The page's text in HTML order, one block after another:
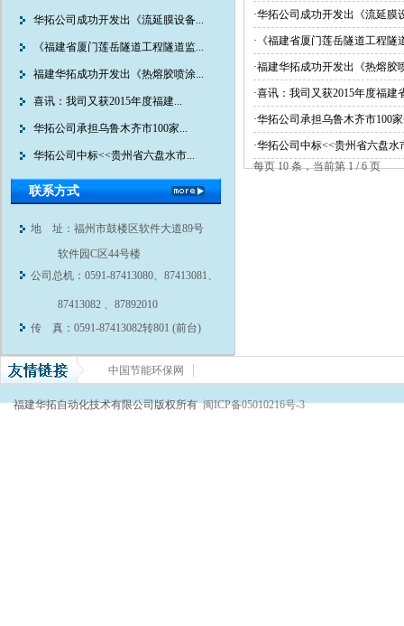
华拓公司成功开发出《流延膜设备...
《福建省厦门莲岳隧道工程隧道监...
福建华拓成功开发出《热熔胶喷涂...
喜讯：我司又获2015年度福建...
华拓公司承担乌鲁木齐市100家...
华拓公司中标<<贵州省六盘水市...
联系方式
地 址：福州市鼓楼区软件大道89号
软件园C区44号楼
公司总机：0591-87413080、87413081、
87413082 、87892010
传 真：0591-87413082转801 (前台)
·华拓公司成功开发出《流延膜
·《福建省厦门莲岳隧道工程隧
·福建华拓成功开发出《热熔胶
·喜讯：我司又获2015年度福
·华拓公司承担乌鲁木齐市100
·华拓公司中标<<贵州省六盘
每页 10 条，当前第 1 / 6 页
中国节能环保网
福建华拓自动化技术有限公司版权所有闽ICP备05010216号-3